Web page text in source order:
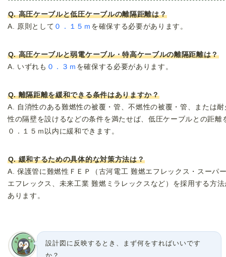
Q. 高圧ケーブルと低圧ケーブルの離隔距離は？
A. 原則として ０．１５ｍ を確保する必要があります。
Q. 高圧ケーブルと弱電ケーブル・特高ケーブルの離隔距離は？
A. いずれも ０．３ｍ を確保する必要があります。
Q. 離隔距離を緩和できる条件はありますか？
A. 自消性のある難燃性の被覆・管、不燃性の被覆・管、または耐
性の隔壁を設けるなどの条件を満たせば、低圧ケーブルとの距離
０．１５ｍ以内に緩和できます。
Q. 緩和するための具体的な対策方法は？
A. 保護管に難燃性ＦＥＰ（古河電工 難燃エフレックス・スーパ
エフレックス、未来工業 難燃ミラレックスなど）を採用する方法
あります。
設計図に反映するとき、まず何をすればいいです
か？